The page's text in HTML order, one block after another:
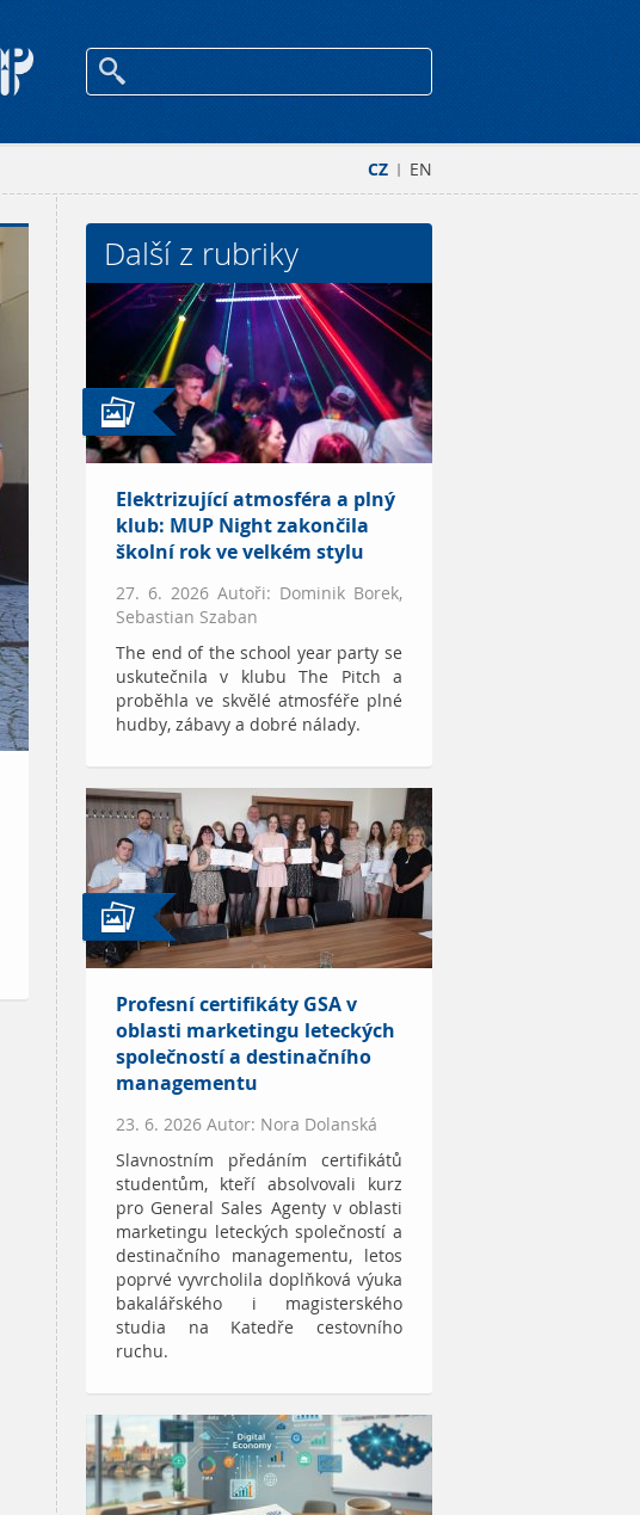
CZ | EN
Další z rubriky
Elektrizující atmosféra a plný
klub: MUP Night zakončila
školní rok ve velkém stylu
27. 6. 2026 Autoři: Dominik Borek,
Sebastian Szaban
The end of the school year party se
uskutečnila v klubu The Pitch a
proběhla ve skvělé atmosféře plné
hudby, zábavy a dobré nálady.
Profesní certifikáty GSA v
oblasti marketingu leteckých
společností a destinačního
managementu
23. 6. 2026 Autor: Nora Dolanská
Slavnostním předáním certifikátů
studentům, kteří absolvovali kurz
pro General Sales Agenty v oblasti
marketingu leteckých společností a
destinačního managementu, letos
poprvé vyvrcholila doplňková výuka
bakalářského i magisterského
studia na Katedře cestovního
ruchu.